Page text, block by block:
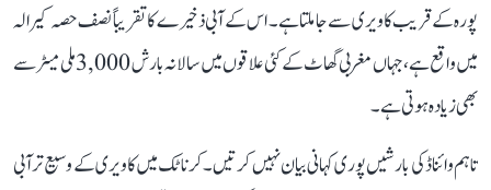
پورہ کے قریب کاویری سے جا ملتا ہے۔ اس کے آبی ذخیرے کا تقریباً نصف حصہ کیرالہ
میں واقع ہے، جہاں مغربی گھاٹ کے کئی علاقوں میں سالانہ بارش 3,000 ملی میٹر سے
بھی زیادہ ہوتی ہے۔
تاہم وائناڈ کی بارشیں پوری کہانی بیان نہیں کرتیں۔ کرناٹک میں کاویری کے وسیع تر آبی